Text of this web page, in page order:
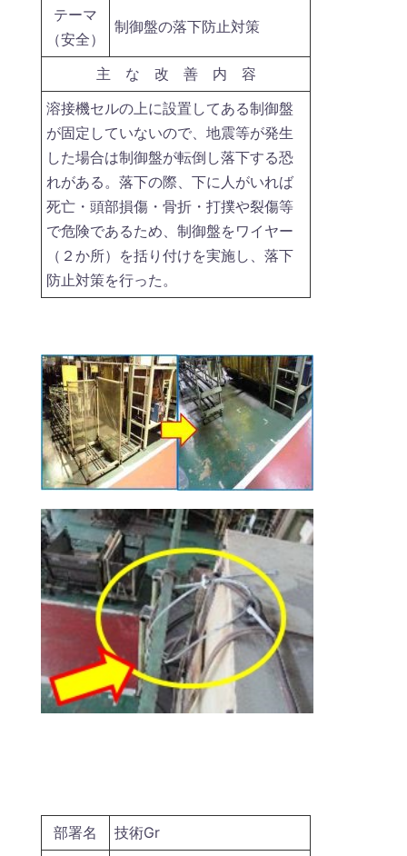
テーマ
（安全）
制御盤の落下防止対策
主 な 改 善 内 容
溶接機セルの上に設置してある制御盤
が固定していないので、地震等が発生
した場合は制御盤が転倒し落下する恐
れがある。落下の際、下に人がいれば
死亡・頭部損傷・骨折・打撲や裂傷等
で危険であるため、制御盤をワイヤー
（２か所）を括り付けを実施し、落下
防止対策を行った。
部署名 技術Gr